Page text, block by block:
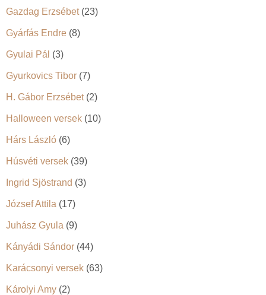
Gazdag Erzsébet(23)
Gyárfás Endre (8)
Gyulai Pál (3)
Gyurkovics Tibor (7)
H. Gábor Erzsébet(2)
Halloween versek (10)
Hárs László (6)
Húsvéti versek (39)
Ingrid Sjöstrand (3)
József Attila (17)
Juhász Gyula (9)
Kányádi Sándor (44)
Karácsonyi versek (63)
Károlyi Amy (2)